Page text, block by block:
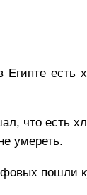
Египте есть
что есть
умереть.
пошли